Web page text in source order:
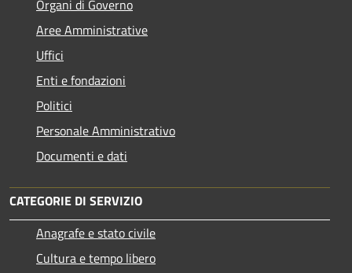
Organi di Governo
Aree Amministrative
Uffici
Enti e fondazioni
Politici
Personale Amministrativo
Documenti e dati
CATEGORIE DI SERVIZIO
Anagrafe e stato civile
Cultura e tempo libero